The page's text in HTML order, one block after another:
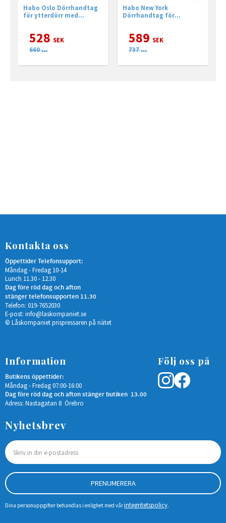
Habo Oslo Dörrhandtag
för ytterdörr med
528 SEK
660 SEK
svart
Habo New York
Dörrhandtag för
589 SEK
737 SEK
Kontakta oss
Öppettider Telefonsupport:
Måndag - Fredag 10-14
Lunch 11.30 - 12.30
Dag före röd dag och afton
stänger telefonsupporten 11.30
Telefon: 019-7652030
E-post: info@laskompaniet.se
© Låskompaniet prispressaren på nätet
Information
Butikens öppettider:
Måndag - Fredag 07:00-16:00
Dag före röd dag och afton stänger butiken 13.00
Adress: Nastagatan 8 Örebro
Följ oss på
Nyhetsbrev
PRENUMERERA
Dina personuppgifter behandlas i enlighet med vårintegritetspolicy.